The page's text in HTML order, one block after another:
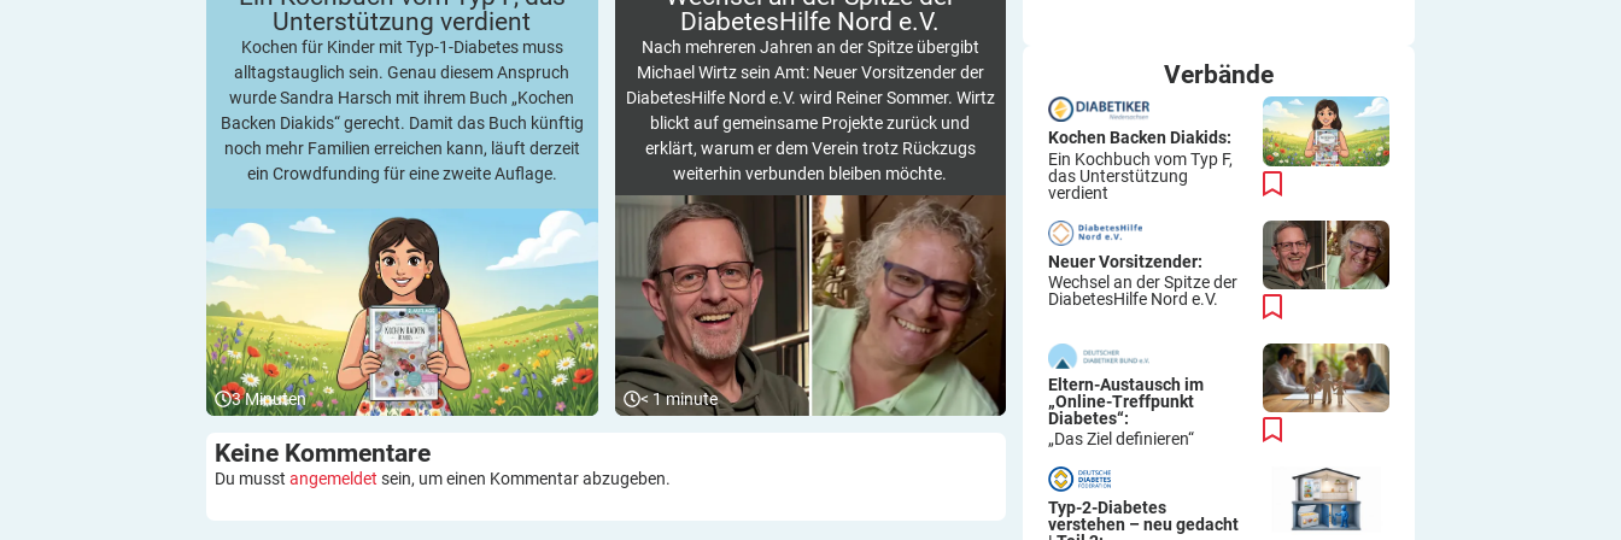
Unterstützungverdient
Kochen für Kinder mit Typ-1-Diabetes muss
alltagstauglich sein. Genau diesem Anspruch
wurde Sandra Harsch mit ihrem Buch „Kochen
Backen Diakids“ gerecht. Damit das Buch künftig
noch mehr Familien erreichen kann, läuft derzeit
ein Crowdfunding für eine zweite Auflage.
3Minuten
DiabetesHilfe Nord e.V.
Nach mehreren Jahren an der Spitze übergibt
Michael Wirtz sein Amt: Neuer Vorsitzender der
DiabetesHilfe Nord e.V. wird Reiner Sommer. Wirtz
blickt auf gemeinsame Projekte zurück und
erklärt, warum er dem Verein trotz Rückzugs
weiterhin verbunden bleiben möchte.
< 1minute
Keine Kommentare
Du musst angemeldet sein, um einen Kommentar abzugeben.
Verbände
Kochen Backen Diakids:
Ein Kochbuch vom Typ F,
das Unterstützung
verdient
Neuer Vorsitzender:
Wechsel an der Spitze der
DiabetesHilfe Nord e.V.
Eltern-Austausch im
„Online-Treffpunkt
Diabetes“:
„Das Ziel definieren“
Typ-2-Diabetes
verstehen – neu gedacht